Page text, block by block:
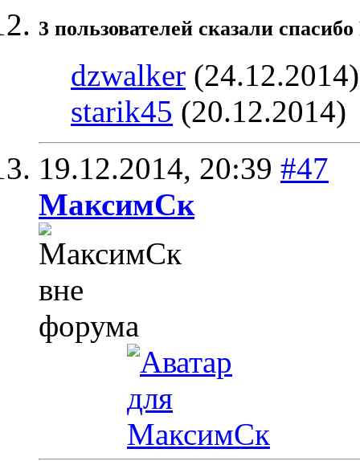
3 пользователей сказали
dzwalker
starik45 (20.12.2014)
19.12.2014, 20:39 #47
МаксимСк